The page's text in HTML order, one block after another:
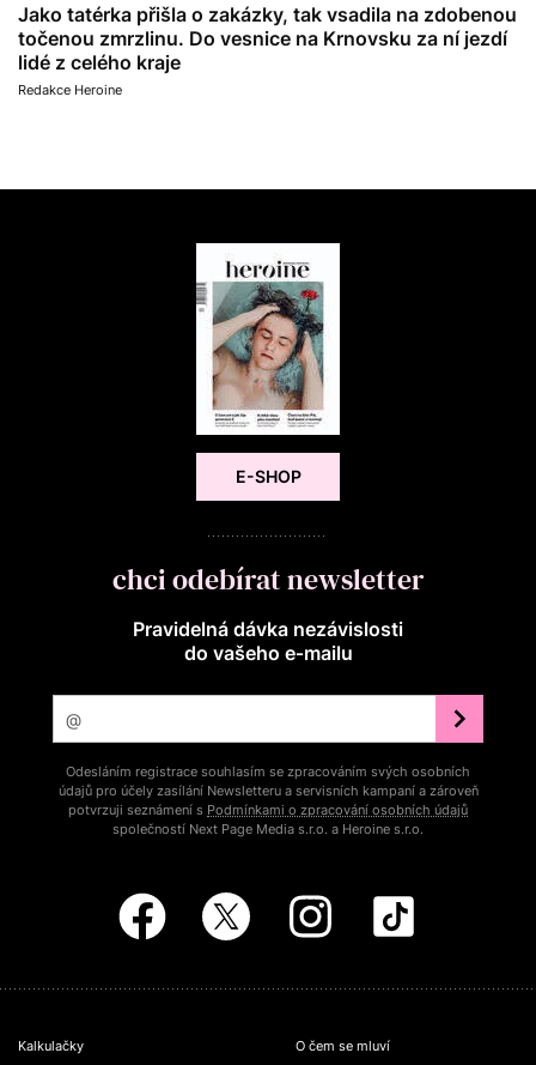
Jako tatérka přišla o zakázky, tak vsadila na zdobenou
točenou zmrzlinu. Do vesnice na Krnovsku za ní jezdí
lidé z celého kraje
Redakce Heroine
E-SHOP
chci odebírat newsletter
Pravidelná dávka nezávislosti
do vašeho e‑mailu
Odesláním registrace souhlasím se zpracováním svých osobních
údajů pro účely zasílání Newsletteru a servisních kampaní a zároveň
potvrzuji seznámení s Podmínkami o zpracování osobních údajů
společností Next Page Media s.r.o. a Heroine s.r.o.
Kalkulačky
O čem se mluví